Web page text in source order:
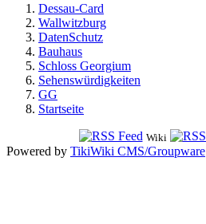
Dessau-Card
Wallwitzburg
DatenSchutz
Bauhaus
Schloss Georgium
Sehenswürdigkeiten
GG
Startseite
Wiki
Powered by TikiWiki CMS/Groupware